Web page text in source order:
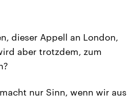
dieser Appell an London,
aber trotzdem, zum
nur Sinn, wenn wir aus